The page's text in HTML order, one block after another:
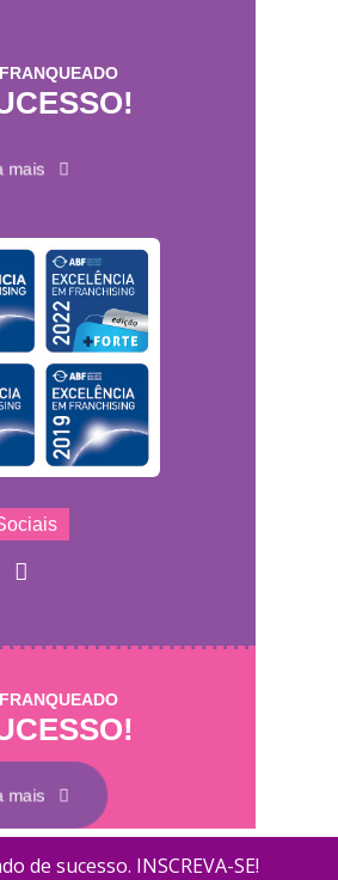
mais
mais
© 2011 - 2026 - Todos os direitos